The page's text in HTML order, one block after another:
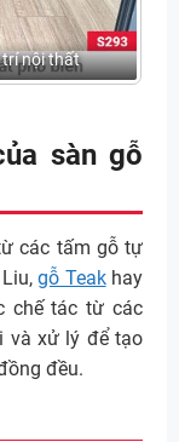
trí nội thất
sàn gỗ
các tấm gỗ tự
Liu,gỗ Teakhay
chế tác từ các
và xử lý để tạo
đều.